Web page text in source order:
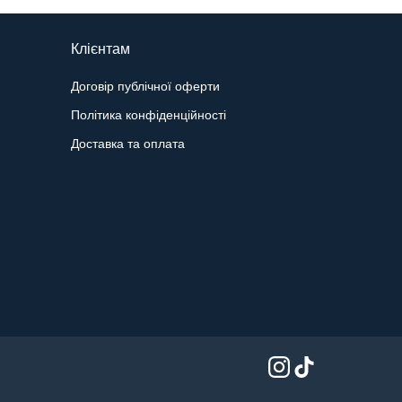
Клієнтам
Договір публічної оферти
Політика конфіденційності
Доставка та оплата